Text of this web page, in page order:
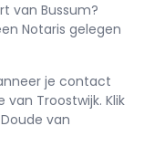
van Bussum?
Notaris gelegen
je contact
van Troostwijk. Klik
van